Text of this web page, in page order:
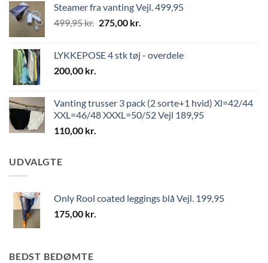
Steamer fra vanting Vejl. 499,95
499,95kr. 275,00 kr.
LYKKEPOSE 4 stk tøj - overdele
200,00 kr.
Vanting trusser 3 pack (2 sorte+1 hvid) Xl=42/44
XXL=46/48 XXXL=50/52 Vejl 189,95
110,00 kr.
UDVALGTE
Only Rool coated leggings blå Vejl. 199,95
175,00 kr.
BEDST BEDØMTE